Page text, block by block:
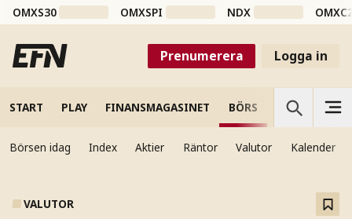
OMXS30 OMXSPI NDX
Prenumerera Logga in
START PLAY FINANSMAGASINET BÖRS VETENSKAP
Börsen idag Index Aktier Räntor Valutor Kalender
VALUTOR